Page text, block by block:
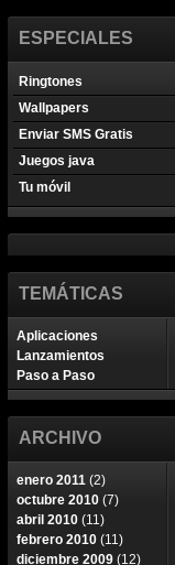
ESPECIALES
Ringtones
Wallpapers
Enviar SMS Gratis
Juegos java
Tu móvil
TEMÁTICAS
Aplicaciones
Lanzamientos
Paso a Paso
ARCHIVO
enero 2011 (2)
octubre 2010 (7)
abril 2010 (11)
febrero 2010 (11)
diciembre 2009 (12)